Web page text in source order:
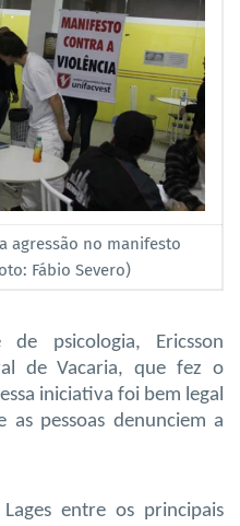
agressão no manifesto
Fábio Severo)
psicologia, Ericsson
de Vacaria, que fez o
iniciativa foi bem legal
pessoas denunciem a
entre os principais